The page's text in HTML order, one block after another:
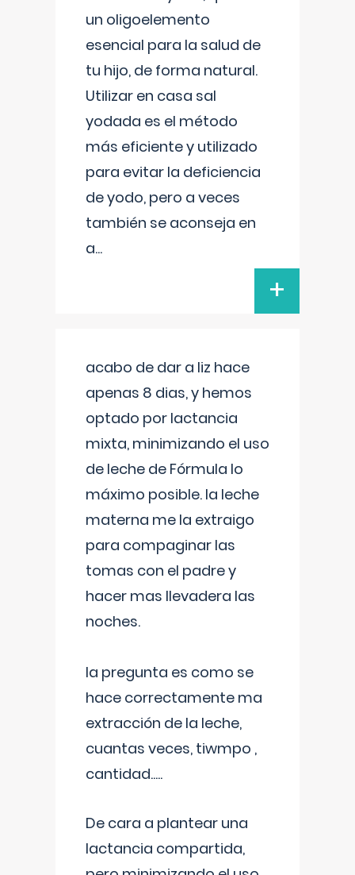
un oligoelemento
esencial para la salud de
tu hijo, de forma natural.
Utilizar en casa sal
yodada es el método
más eficiente y utilizado
para evitar la deficiencia
de yodo, pero a veces
también se aconseja en
a...
+
acabo de dar a liz hace
apenas 8 dias, y hemos
optado por lactancia
mixta, minimizando el uso
de leche de Fórmula lo
máximo posible. la leche
materna me la extraigo
para compaginar las
tomas con el padre y
hacer mas llevadera las
noches.
la pregunta es como se
hace correctamente ma
extracción de la leche,
cuantas veces, tiwmpo ,
cantidad.....
De cara a plantear una
lactancia compartida,